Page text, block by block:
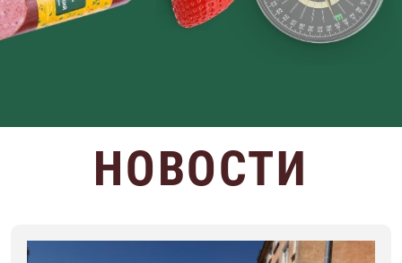
МЯСОКОМБИНАТ
НОВОСТИ